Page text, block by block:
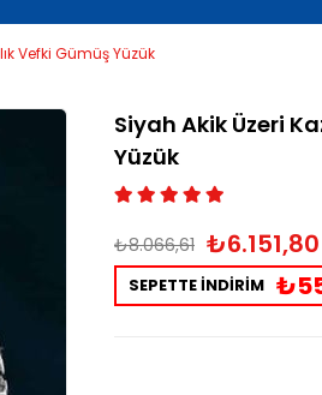
Vefki Gümüş Yüzük
Siyah Akik Üzeri
Yüzük
₺8.066,61 ₺6.151,80
SEPETTE İNDİRİM